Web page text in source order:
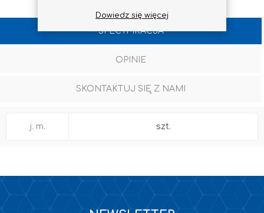
SPECYFIKACJA
OPINIE
SKONTAKTUJ SIĘ Z NAMI
j. m. szt.
Dowiedz się więcej